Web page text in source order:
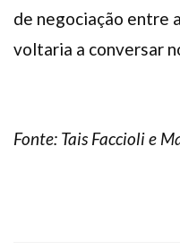
de negociação entre
voltaria a conversar
Fonte: Tais Faccioli e